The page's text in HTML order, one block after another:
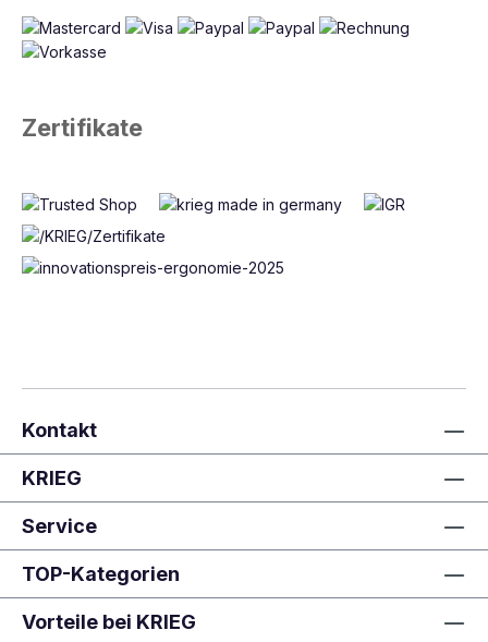
Zertifikate
Kontakt
KRIEG
Service
TOP-Kategorien
Vorteile bei KRIEG